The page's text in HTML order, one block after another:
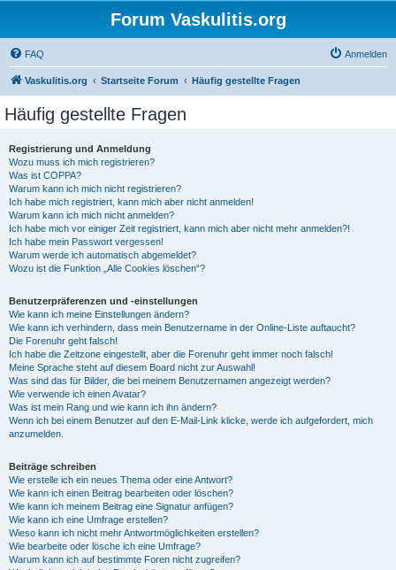
Forum Vaskulitis.org
FAQ Anmelden
Vaskulitis.org Startseite Forum Häufig gestellte Fragen
Häufig gestellte Fragen
Registrierung und Anmeldung
Wozu muss ich mich registrieren?
Was ist COPPA?
Warum kann ich mich nicht registrieren?
Ich habe mich registriert, kann mich aber nicht anmelden!
Warum kann ich mich nicht anmelden?
Ich habe mich vor einiger Zeit registriert, kann mich aber nicht mehr anmelden?!
Ich habe mein Passwort vergessen!
Warum werde ich automatisch abgemeldet?
Wozu ist die Funktion „Alle Cookies löschen“?
Benutzerpräferenzen und -einstellungen
Wie kann ich meine Einstellungen ändern?
Wie kann ich verhindern, dass mein Benutzername in der Online-Liste auftaucht?
Die Forenuhr geht falsch!
Ich habe die Zeitzone eingestellt, aber die Forenuhr geht immer noch falsch!
Meine Sprache steht auf diesem Board nicht zur Auswahl!
Was sind das für Bilder, die bei meinem Benutzernamen angezeigt werden?
Wie verwende ich einen Avatar?
Was ist mein Rang und wie kann ich ihn ändern?
Wenn ich bei einem Benutzer auf den E-Mail-Link klicke, werde ich aufgefordert, mich
anzumelden.
Beiträge schreiben
Wie erstelle ich ein neues Thema oder eine Antwort?
Wie kann ich einen Beitrag bearbeiten oder löschen?
Wie kann ich meinem Beitrag eine Signatur anfügen?
Wie kann ich eine Umfrage erstellen?
Wieso kann ich nicht mehr Antwortmöglichkeiten erstellen?
Wie bearbeite oder lösche ich eine Umfrage?
Warum kann ich auf bestimmte Foren nicht zugreifen?